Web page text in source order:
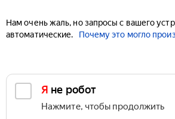
Нам очень жаль, но запросы с вашего
автоматические.
Почему это могло
Я не робот
Нажмите, чтобы продолжить